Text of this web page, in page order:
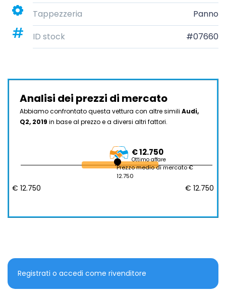
Tappezzeria
Panno
ID stock
#07660
Analisi dei prezzi di mercato
Abbiamo confrontato questa vettura con altre simili Audi,
Q2, 2019 in base al prezzo e a diversi altri fattori.
€ 12.750
Ottimo affare
Prezzo medio di mercato €
12.750
€ 12.750 € 12.750
Registrati o accedi come rivenditore